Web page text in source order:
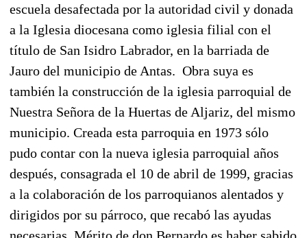
escuela desafectada por la autoridad civil y donada
a la Iglesia diocesana como iglesia filial con el
título de San Isidro Labrador, en la barriada de
Jauro del municipio de Antas. Obra suya es
también la construcción de la iglesia parroquial de
Nuestra Señora de la Huertas de Aljariz, del mismo
municipio. Creada esta parroquia en 1973 sólo
pudo contar con la nueva iglesia parroquial años
después, consagrada el 10 de abril de 1999, gracias
a la colaboración de los parroquianos alentados y
dirigidos por su párroco, que recabó las ayudas